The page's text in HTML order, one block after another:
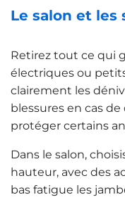
Le salon et les
Retirez tout ce qui
électriques ou
clairement les
blessures en cas
protéger certains
Dans le salon,
hauteur, avec des
bas fatigue les